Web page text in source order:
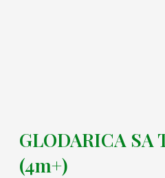
GLODARICA SA
(4m+)